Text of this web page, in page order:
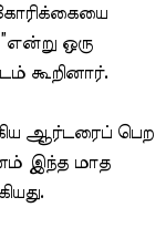
ஒரு
கூறினார்.
ஆர்டரைப் பெற
இந்த மாத